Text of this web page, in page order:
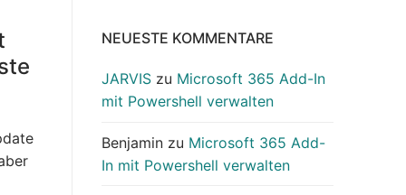
NEUESTE KOMMENTARE
JARVIS zu Microsoft 365 Add-In
mit Powershell verwalten
Benjamin zu Microsoft 365 Add-
In mit Powershell verwalten